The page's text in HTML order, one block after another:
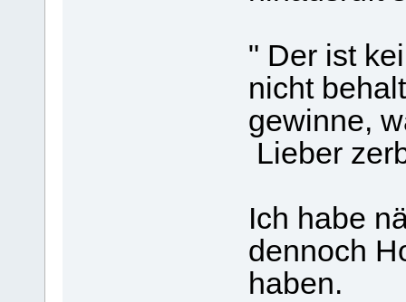
" Der ist
nicht
gewinne,
Lieber
Ich habe
dennoch
haben.